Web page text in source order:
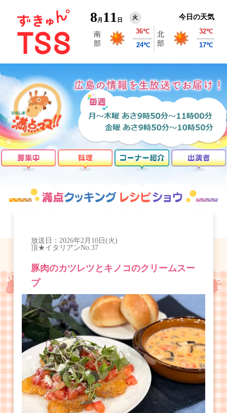
8 月 11 日 火 今日の天気
放送日： 2026年2月10日(火)
頂★イタリアンNo.37
豚肉のカツレツとキノコのクリームスー
プ